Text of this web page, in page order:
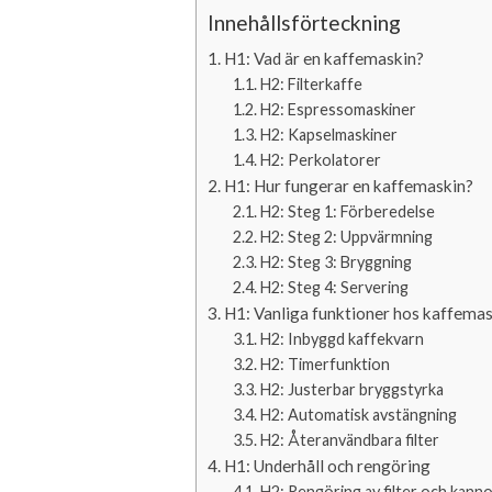
Innehållsförteckning
H1: Vad är en kaffemaskin?
H2: Filterkaffe
H2: Espressomaskiner
H2: Kapselmaskiner
H2: Perkolatorer
H1: Hur fungerar en kaffemaskin?
H2: Steg 1: Förberedelse
H2: Steg 2: Uppvärmning
H2: Steg 3: Bryggning
H2: Steg 4: Servering
H1: Vanliga funktioner hos
H2: Inbyggd kaffekvarn
H2: Timerfunktion
H2: Justerbar bryggstyrka
H2: Automatisk avstängning
H2: Återanvändbara filter
H1: Underhåll och rengöring